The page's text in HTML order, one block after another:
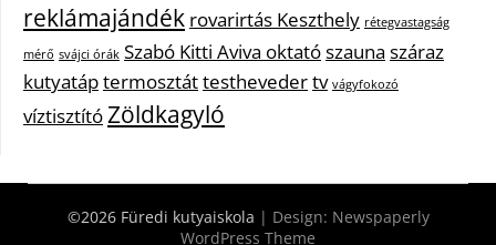
reklámajándék rovarirtás Keszthely rétegvastagság
mérő svájci órák Szabó Kitti Aviva oktatószauna száraz
kutyatáptermosztáttesthevedertv vágyfokozó
víztisztítóZöldkagyló
©2026 Füredi kutyaiskola | Design: Newspaperly
WordPress Theme